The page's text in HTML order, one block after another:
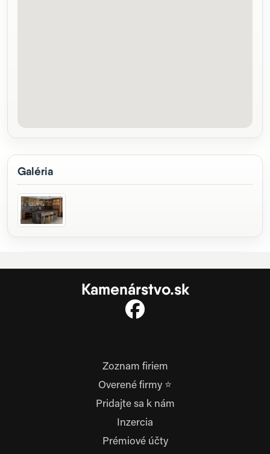
Galéria
Kamenárstvo.sk
Zoznam firiem
Overené firmy ⭐
Pridajte sa k nám
Inzercia
Prémiové účty